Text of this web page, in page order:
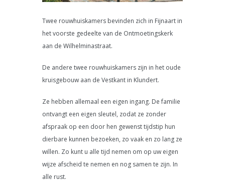
Twee rouwhuiskamers bevinden zich in Fijnaart in
het voorste gedeelte van de Ontmoetingskerk
aan de Wilhelminastraat.
De andere twee rouwhuiskamers zijn in het oude
kruisgebouw aan de Vestkant in Klundert.
Ze hebben allemaal een eigen ingang. De familie
ontvangt een eigen sleutel, zodat ze zonder
afspraak op een door hen gewenst tijdstip hun
dierbare kunnen bezoeken, zo vaak en zo lang ze
willen. Zo kunt u alle tijd nemen om op uw eigen
wijze afscheid te nemen en nog samen te zijn. In
alle rust.